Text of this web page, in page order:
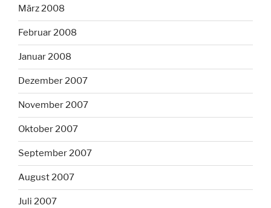
März 2008
Februar 2008
Januar 2008
Dezember 2007
November 2007
Oktober 2007
September 2007
August 2007
Juli 2007